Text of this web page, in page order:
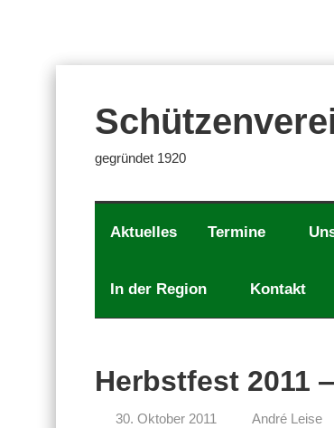
gegründet 1920
Aktuelles Termine
In der Region Kontakt
Herbstfest 2011
30. Oktober 2011 André Leise